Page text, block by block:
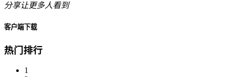
分享让更多人看到
客户端下载
热门排行
1